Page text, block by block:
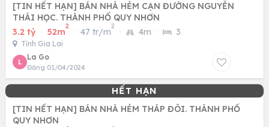
[TIN HẾT HẠN] BÁN NHÀ HẺM CẠN ĐƯỜNG NGUYỄN
THÁI HỌC. THÀNH PHỐ QUY NHƠN
3.2 tỷ · 52m
2
· 47 tr/m
2
· 4m · 3
Tỉnh Gia Lai
L
La Go
Đăng 01/04/2024
[TIN HẾT HẠN] BÁN NHÀ HẺM THÁP ĐÔI. THÀNH PHỐ
QUY NHƠN